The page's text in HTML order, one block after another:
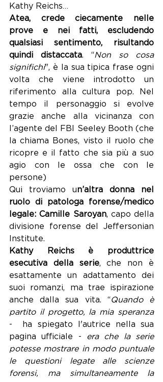
Kathy Reichs…
Atea, crede ciecamente nelle
prove e nei fatti, escludendo
qualsiasi sentimento, risultando
quindi distaccata. “Non so cosa
significhi", è la sua tipica frase ogni
volta che viene introdotto un
riferimento alla cultura pop. Nel
tempo il personaggio si evolve
grazie anche alla vicinanza con
l’agente del FBI Seeley Booth (che
la chiama Bones, visto il ruolo che
ricopre e il fatto che sia più a suo
agio con le ossa che con le
persone)
Qui troviamo un’altra donna nel
ruolo di patologa forense/medico
legale: Camille Saroyan, capo della
divisione forense del Jeffersonian
Institute.
Kathy Reichs è produttrice
esecutiva della serie, che non è
esattamente un adattamento dei
suoi romanzi, ma trae ispirazione
anche dalla sua vita. “Quando è
partito il progetto, la mia speranza
-  ha spiegato l'autrice nella sua
pagina ufficiale - era che la serie
potesse mostrare in modo puntuale
le questioni legate alle scienze
forensi, ma simultaneamente la